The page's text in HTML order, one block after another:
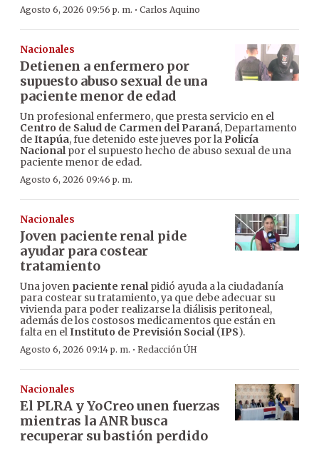
Agosto 6, 2026 09:56 p. m. · Carlos Aquino
Nacionales
Detienen a enfermero por
supuesto abuso sexual de una
paciente menor de edad
Un profesional enfermero, que presta servicio en el
Centro de Salud de Carmen del Paraná, Departamento
deItapúa, fue detenido este jueves por la Policía
Nacionalpor el supuesto hecho de abuso sexual de una
paciente menor de edad.
Agosto 6, 2026 09:46 p. m.
Nacionales
Joven paciente renal pide
ayudar para costear
tratamiento
Una joven paciente renalpidió ayuda a la ciudadanía
para costear su tratamiento, ya que debe adecuar su
vivienda para poder realizarse la diálisis peritoneal,
además de los costosos medicamentos que están en
falta en elInstituto de Previsión Social(IPS).
Agosto 6, 2026 09:14 p. m. · Redacción ÚH
Nacionales
El PLRA y YoCreo unen fuerzas
mientras la ANR busca
recuperar su bastión perdido